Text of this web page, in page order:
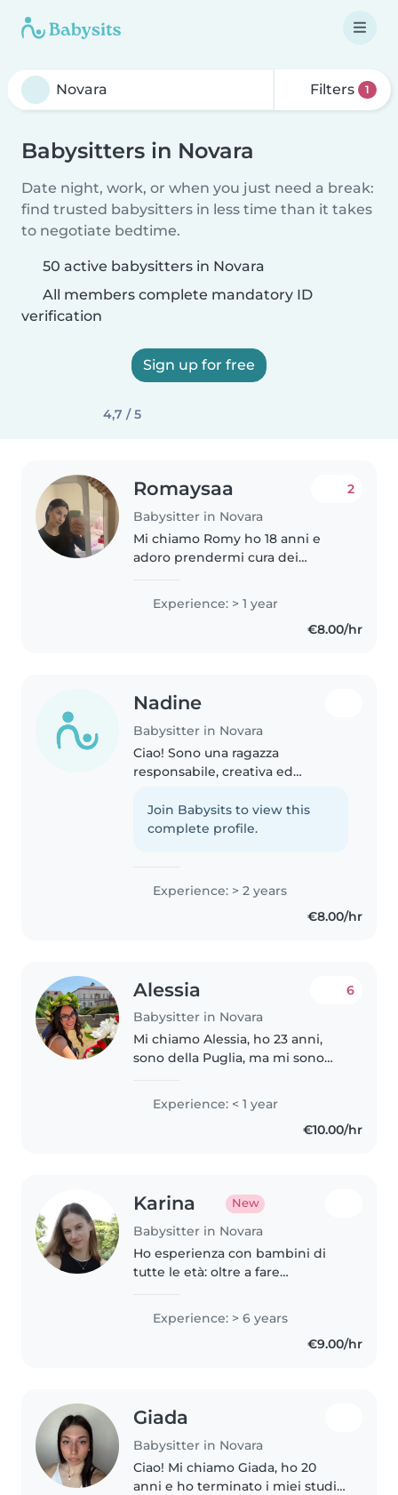
Filters 1
Babysitters in Novara
Date night, work, or when you just need a break:
find trusted babysitters in less time than it takes
to negotiate bedtime.
50 active babysitters in Novara
All members complete mandatory ID
verification
Sign up for free
4,7 / 5
Romaysaa
Babysitter in Novara
2
Mi chiamo Romy ho 18 anni e
adoro prendermi cura dei
scuola a indirizzo socio-sanitario
ho scelto questo percorso
perché il mio sogno è lavorare
Experience: > 1 year
€8.00/hr
Nadine
Babysitter in Novara
Ciao! Sono una ragazza
responsabile, creativa ed
frequentando il liceo scientifico
e nel tempo libero adoro stare
Join Babysits to view this
complete profile.
Experience: > 2 years
€8.00/hr
Alessia
Babysitter in Novara
6
Mi chiamo Alessia, ho 23 anni,
sono della Puglia, ma mi sono
a Novara, faccio la babysitter da 8
anni, ho fatto anche l'animatrice
Experience: < 1 year
€10.00/hr
Karina New
Babysitter in Novara
Ho esperienza con bambini di
tutte le età: oltre a fare
ho cresciuto anche i miei fratelli
più piccoli. Sono una studentessa
Experience: > 6 years
€9.00/hr
Giada
Babysitter in Novara
Ciao! Mi chiamo Giada, ho 20
anni e ho terminato i miei studi